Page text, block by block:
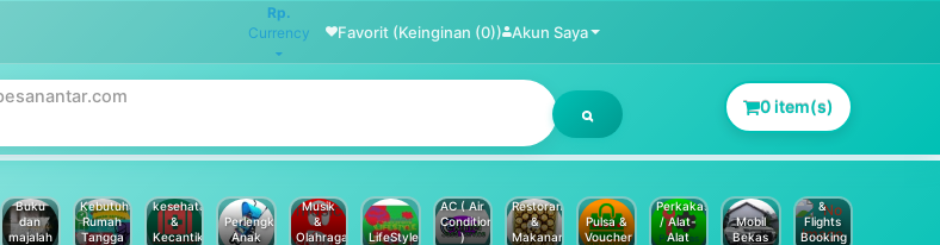
Rp.
Currency
Favorit (Keinginan (0)) Akun Saya
0 item(s)
Buku
dan
majalah
Kebutuhan
Rumah
Tangga
kesehatan
&
Kecantikan
Perlengkapan
Anak
Musik
&
Olahraga
LifeStyle
AC ( Air
Conditioner
)
Restoran
&
Makanan
Pulsa &
Voucher
Perkakas
/ Alat-
Alat
Mobil
Bekas
&
Flights
Booking